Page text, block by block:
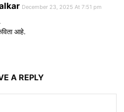
December 23, 2025 At 7:51 pm
आहे.
A REPLY